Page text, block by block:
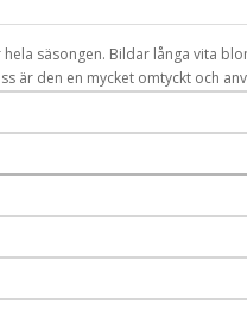
säsongen. Bildar långa vita
är den en mycket omtyckt och